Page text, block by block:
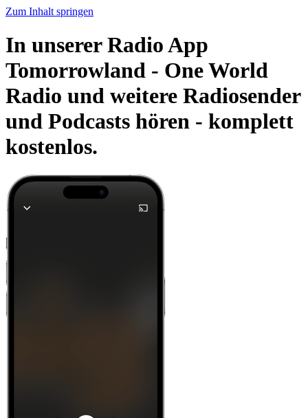
Zum Inhalt springen
In unserer Radio App
Tomorrowland - One World
Radio und weitere Radiosender
und Podcasts hören - komplett
kostenlos.